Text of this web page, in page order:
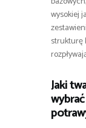
wysokiej
strukturę
Jaki